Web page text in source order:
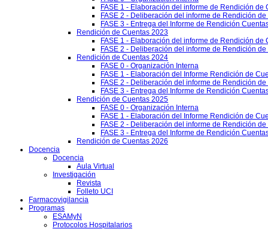
FASE 1 - Elaboración del informe de Rendición de
FASE 2 - Deliberación del informe de Rendición
FASE 3 - Entrega del Informe de Rendición
Rendición de Cuentas 2023
FASE 1 - Elaboración del informe de Rendición de
FASE 2 - Deliberación del informe de Rendición
Rendición de Cuentas 2024
FASE 0 - Organización Interna
FASE 1 - Elaboración del Informe Rendición de
FASE 2 - Deliberación del informe de Rendición
FASE 3 - Entrega del Informe de Rendición
Rendición de Cuentas 2025
FASE 0 - Organización Interna
FASE 1 - Elaboración del Informe Rendición de
FASE 2 - Deliberación del informe de Rendición
FASE 3 - Entrega del Informe de Rendición
Rendición de Cuentas 2026
Docencia
Docencia
Aula Virtual
Investigación
Revista
Folleto UCI
Farmacovigilancia
Programas
ESAMyN
Protocolos Hospitalarios